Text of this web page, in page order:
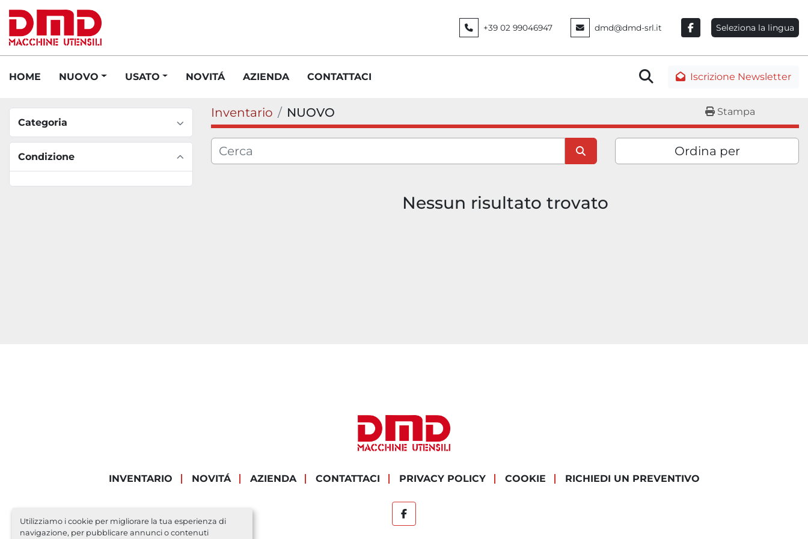
Utilizziamo i cookie per migliorare la tua esperienza di
navigazione, per pubblicare annunci o contenuti
+39 02 99046947 dmd@dmd-srl.it
facebook
Seleziona la lingua
HOME NUOVO USATO NOVITÁ AZIENDA CONTATTACI CercaIscrizione Newsletter
Categoria
Condizione
Inventario NUOVO Stampa
Ordina per
Nessun risultato trovato
INVENTARIO NOVITÁ AZIENDA CONTATTACI PRIVACY POLICY COOKIE RICHIEDI UN PREVENTIVO
facebook